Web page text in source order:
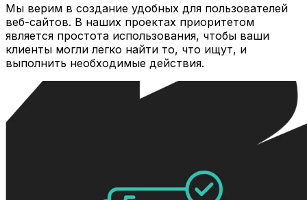
Мы верим в создание удобных для пользователей
веб-сайтов. В наших проектах приоритетом
является простота использования, чтобы ваши
клиенты могли легко найти то, что ищут, и
выполнить необходимые действия.